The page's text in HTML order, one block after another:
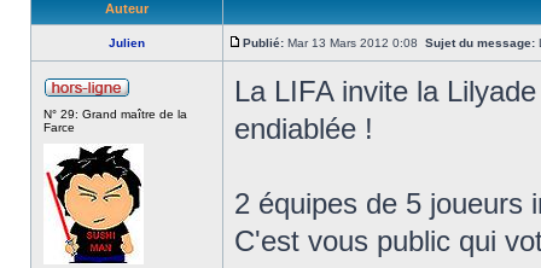
Auteur
Julien Publié: Mar 13 Mars 2012 0:08 Sujet du message:
N° 29: Grand maître de la
Farce
La LIFA invite la
endiablée !
2 équipes de 5 joueurs
C'est vous public qui